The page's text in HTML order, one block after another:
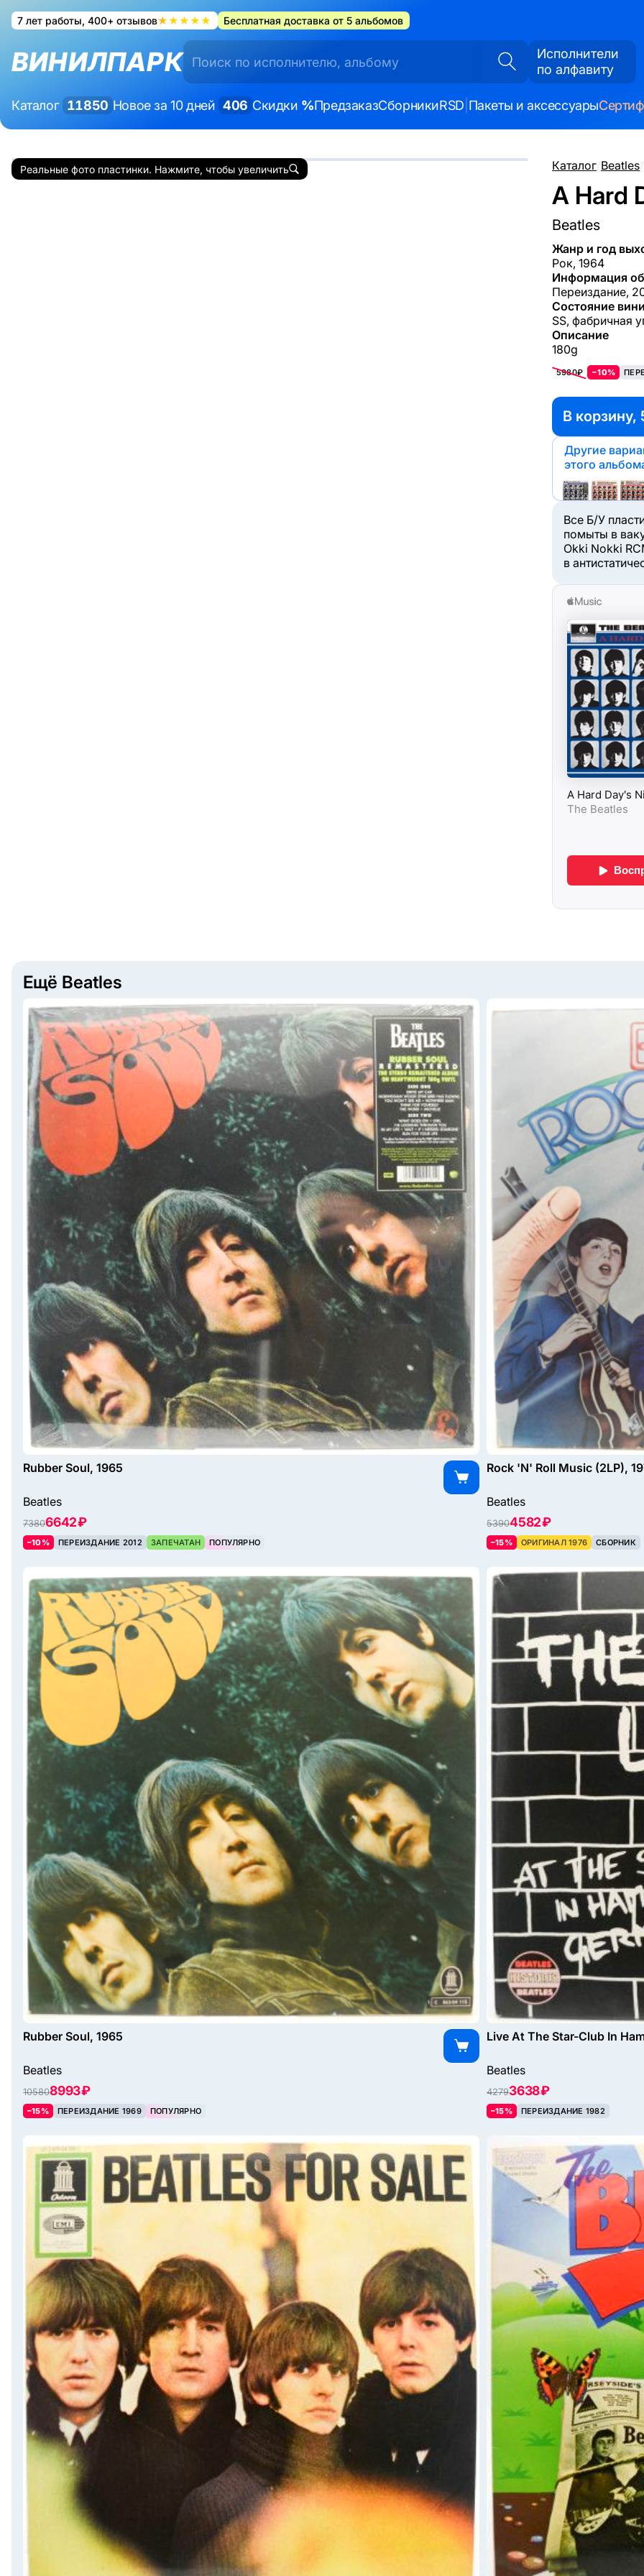
7 лет работы, 400+ отзывов★★★★★ Бесплатная доставка от 5 альбомов
ВИНИЛПАРК
Исполнители
по алфавиту
Каталог 11850 Новое за 10 дней 406 Скидки %ПредзаказСборникиRSD Пакеты и аксессуары
Каталог/Beatles/
A Hard
Beatles
Жанр и год
Рок, 1964
Информация
Переиздание,
Состояние
SS, фабричная
Описание
180g
5980₽ −10%
В корзину,
Другие
этого
Все Б/У
помыты в
Okki Nokki
в
Реальные фото пластинки. Нажмите, чтобы увеличить
Ещё Beatles
Rubber Soul, 1965
Beatles
73806642 ₽
–10% ПЕРЕИЗДАНИЕ 2012 ЗАПЕЧАТАН ПОПУЛЯРНО
Rock 'N' Roll Music (2LP),
Beatles
53904582 ₽
–15% ОРИГИНАЛ 1976 СБОРНИК
Rubber Soul, 1965
Beatles
105808993 ₽
–15% ПЕРЕИЗДАНИЕ 1969 ПОПУЛЯРНО
Live At The Star-Club In
Beatles
42793638 ₽
–15% ПЕРЕИЗДАНИЕ 1982